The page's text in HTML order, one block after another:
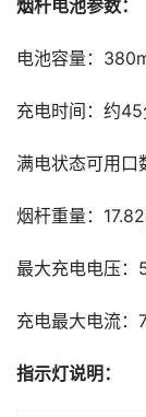
烟杆电池参数：
电池容量：
充电时间：约
满电状态可用口
烟杆重量：
最大充电电压：
充电最大电流：
指示灯说明：